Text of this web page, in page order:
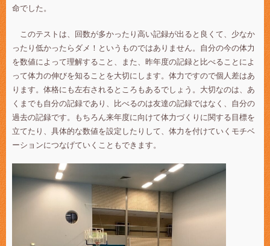
命でした。
このテストは、回数が多かったり高い記録が出ると良くて、少なか
ったり低かったらダメ！というものではありません。自分の今の体力
を数値によって理解すること、また、昨年度の記録と比べることによ
って体力の伸びを知ることを大切にします。体力ですので個人差はあ
ります。体格にも左右されるところもあるでしょう。大切なのは、あ
くまでも自分の記録であり、比べるのは友達の記録ではなく、自分の
過去の記録です。もちろん来年度に向けて体力づくりに関する目標を
立てたり、具体的な数値を設定したりして、体力を付けていくモチベ
ーションにつなげていくこともできます。